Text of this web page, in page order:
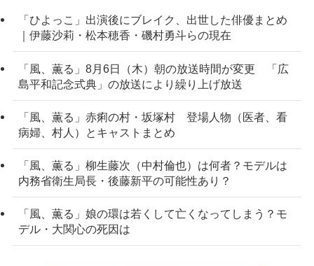
「ひよっこ」出演後にブレイク、出世した俳優まとめ
｜伊藤沙莉・松本穂香・磯村勇斗らの現在
「風、薫る」8月6日（木）朝の放送時間が変更 「広
島平和記念式典」の放送により繰り上げ放送
「風、薫る」赤痢の村・坂塚村 登場人物（医者、看
病婦、村人）とキャストまとめ
「風、薫る」柳生藤次（中村倫也）は何者？モデルは
内務省衛生局長・後藤新平の可能性あり？
「風、薫る」娘の環は若くして亡くなってしまう？モ
デル・大関心の死因は